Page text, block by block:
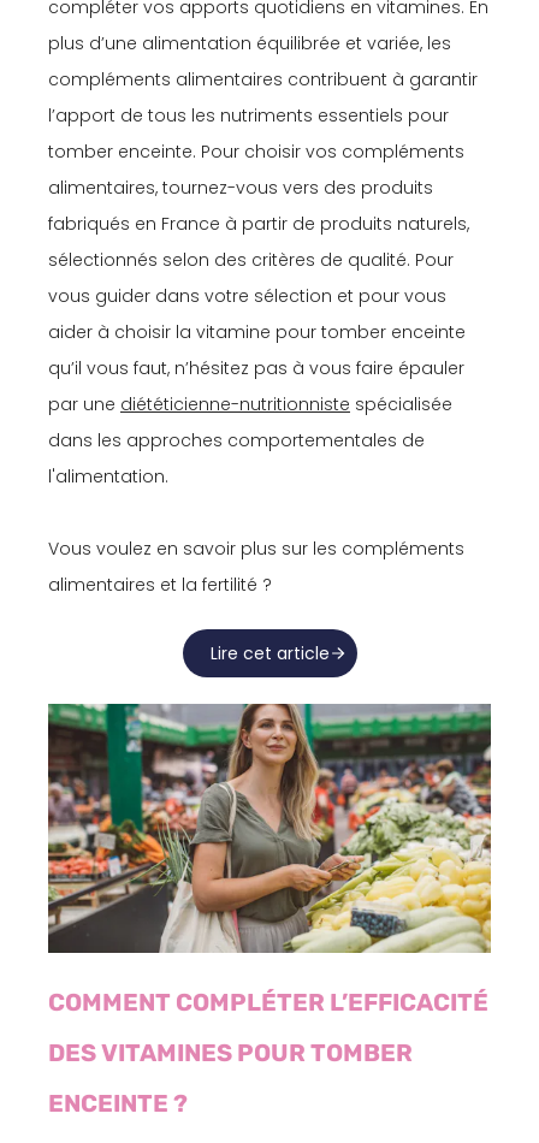
compléter vos apports quotidiens en vitamines. En
plus d’une alimentation équilibrée et variée, les
compléments alimentaires contribuent à garantir
l’apport de tous les nutriments essentiels pour
tomber enceinte. Pour choisir vos compléments
alimentaires, tournez-vous vers des produits
fabriqués en France à partir de produits naturels,
sélectionnés selon des critères de qualité. Pour
vous guider dans votre sélection et pour vous
aider à choisir la vitamine pour tomber enceinte
qu’il vous faut, n’hésitez pas à vous faire épauler
par une diététicienne-nutritionniste spécialisée
dans les approches comportementales de
l'alimentation.
Vous voulez en savoir plus sur les compléments
alimentaires et la fertilité ?
Lire cet article
COMMENT COMPLÉTER L’EFFICACITÉ
DES VITAMINES POUR TOMBER
ENCEINTE ?